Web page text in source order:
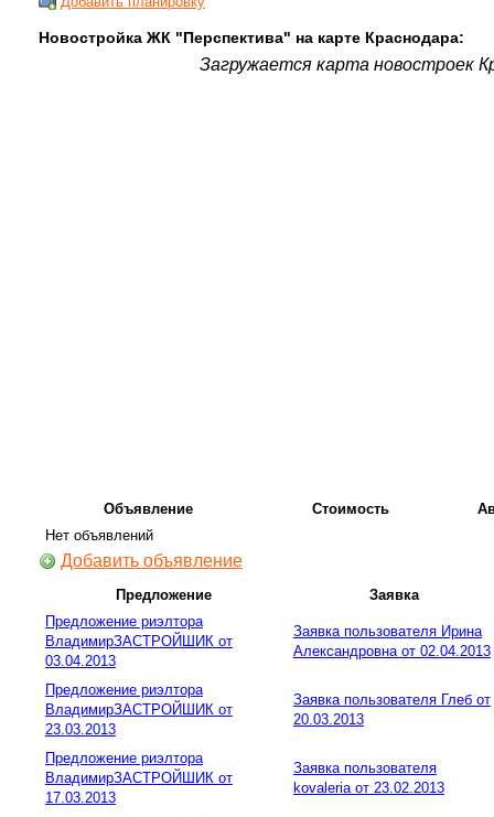
Новостройка ЖК "Перспектива" на карте Краснодара:
Загружается карта новостроек
Объявление Стоимость
Нет объявлений
Добавить объявление
Предложение
Заявка
Предложение риэлтора
ВладимирЗАСТРОЙШИК от
03.04.2013
Заявка пользователя Ирина
Александровна от 02.04.2013
Предложение риэлтора
ВладимирЗАСТРОЙШИК от
23.03.2013
Заявка пользователя Глеб от
20.03.2013
Предложение риэлтора
ВладимирЗАСТРОЙШИК от
17.03.2013
Заявка пользователя
kovaleria от 23.02.2013